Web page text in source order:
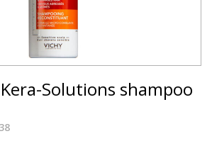
Solutions shampoo